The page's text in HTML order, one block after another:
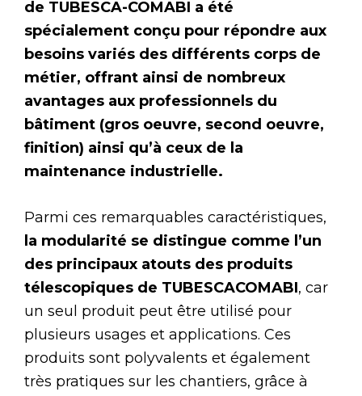
de TUBESCA-COMABI a été
spécialement conçu pour répondre aux
besoins variés des différents corps de
métier, offrant ainsi de nombreux
avantages aux professionnels du
bâtiment (gros oeuvre, second oeuvre,
finition) ainsi qu’à ceux de la
maintenance industrielle.
Parmi ces remarquables caractéristiques,
la modularité se distingue comme l’un
des principaux atouts des produits
télescopiques de TUBESCACOMABI, car
un seul produit peut être utilisé pour
plusieurs usages et applications. Ces
produits sont polyvalents et également
très pratiques sur les chantiers, grâce à